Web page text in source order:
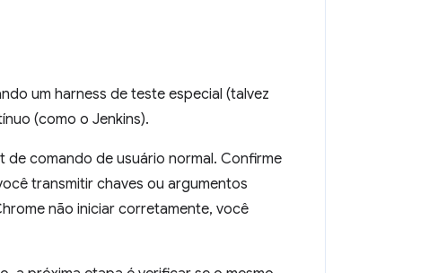
um harness de teste especial (talvez
(como o Jenkins).
de comando de usuário normal. Confirme
transmitir chaves ou argumentos
não iniciar corretamente, você